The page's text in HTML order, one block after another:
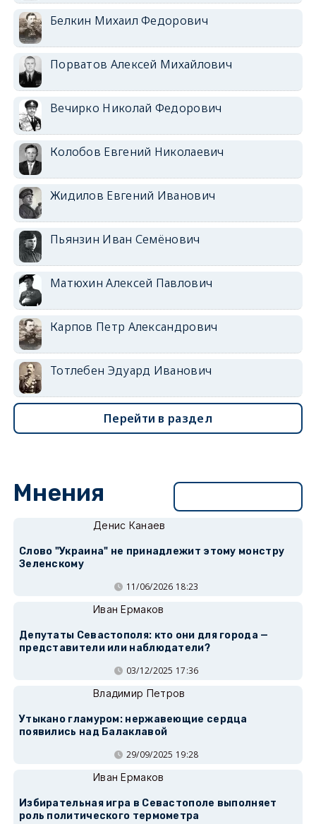
Белкин Михаил Федорович
Порватов Алексей Михайлович
Вечирко Николай Федорович
Колобов Евгений Николаевич
Жидилов Евгений Иванович
Пьянзин Иван Семёнович
Матюхин Алексей Павлович
Карпов Петр Александрович
Тотлебен Эдуард Иванович
Перейти в раздел
Мнения
Денис Канаев
Слово "Украина" не принадлежит этому монстру
Зеленскому
11/06/2026 18:23
Иван Ермаков
Депутаты Севастополя: кто они для города —
представители или наблюдатели?
03/12/2025 17:36
Владимир Петров
Утыкано гламуром: нержавеющие сердца
появились над Балаклавой
29/09/2025 19:28
Иван Ермаков
Избирательная игра в Севастополе выполняет
роль политического термометра